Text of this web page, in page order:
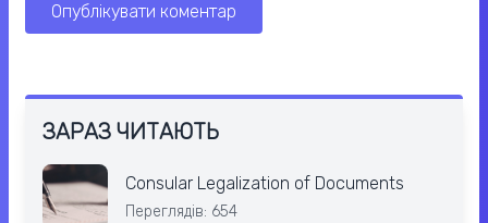
ЗАРАЗ ЧИТАЮТЬ
Consular Legalization of Documents
Переглядів: 654